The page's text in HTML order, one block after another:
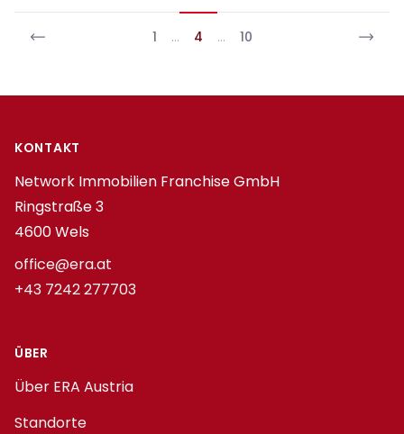
1 … 4 … 10
Footer
KONTAKT
Network Immobilien Franchise GmbH
Ringstraße 3
4600 Wels
office@era.at
+43 7242 277703
ÜBER
Über ERA Austria
Standorte